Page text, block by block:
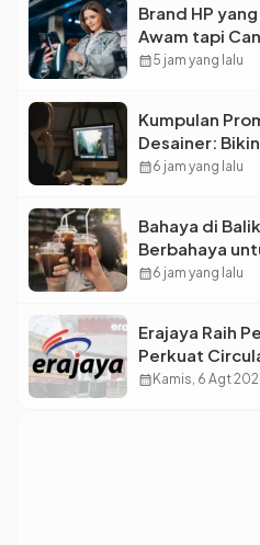
Brand HP
Awam tapi
calendar_month5 jam yang lalu
Kumpulan
Desainer:
Super Cepat!
calendar_month6 jam yang lalu
Bahaya di
Berbahaya
Wajib
calendar_month6 jam yang lalu
Erajaya Raih
Perkuat
Pengelolaan
calendar_month Kamis, 6 Agt